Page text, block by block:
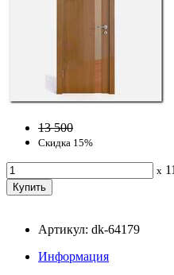
13 500
Скидка 15%
x
Артикул: dk-64179
Информация